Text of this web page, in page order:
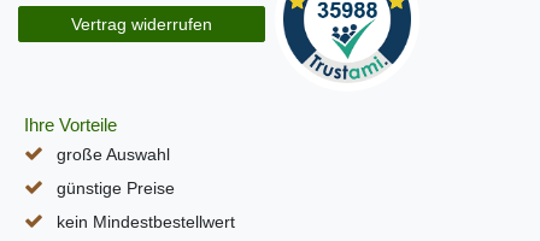
Vertrag widerrufen
Ihre Vorteile
große Auswahl
günstige Preise
kein Mindestbestellwert